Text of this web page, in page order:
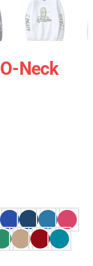
Neck